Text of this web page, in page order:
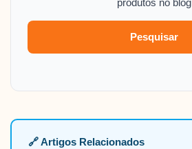
produtos no blog
Pesquisar
🔗 Artigos Relacionados